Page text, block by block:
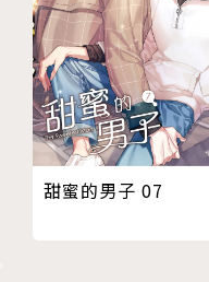
甜蜜的男子 07